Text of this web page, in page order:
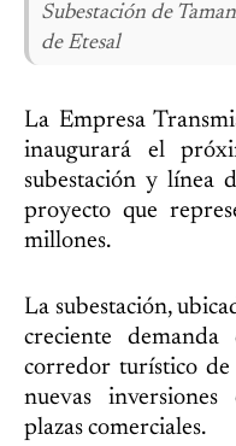
Subestación de
de Etesal
La Empresa
inaugurará el
subestación y línea
proyecto que
millones.
La subestación,
creciente
corredor turístico
nuevas
plazas comerciales.